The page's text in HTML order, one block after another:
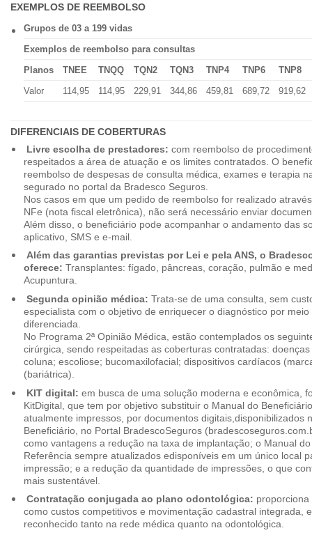
EXEMPLOS DE REEMBOLSO
Grupos de 03 a 199 vidas
Exemplos de reembolso para consultas
Planos
TNEE TNQQ TQN2 TQN3 TNP4 TNP6
TNP8
Valor
114,95 114,95 229,91 344,86 459,81 689,72 919,62
DIFERENCIAIS DE COBERTURAS
Livre escolha de prestadores: com reembolso de
respeitados a área de atuação e os limites contratados. O
reembolso de despesas de consulta médica, exames e terapia
segurado no portal da Bradesco Seguros.
Nos casos em que um pedido de reembolso for realizado
NFe (nota fiscal eletrônica), não será necessário enviar
Além disso, o beneficiário pode acompanhar o andamento das
aplicativo, SMS e e-mail.
Além das garantias previstas por Lei e pela ANS, o
oferece: Transplantes: fígado, pâncreas, coração, pulmão e
Acupuntura.
Segunda opinião médica: Trata-se de uma consulta, sem
especialista com o objetivo de enriquecer o diagnóstico por
diferenciada.
No Programa 2ª Opinião Médica, estão contemplados os
cirúrgica, sendo respeitadas as coberturas contratadas:
coluna; escoliose; bucomaxilofacial; dispositivos cardíacos
(bariátrica).
KIT digital: em busca de uma solução moderna e econômica,
KitDigital, que tem por objetivo substituir o Manual do
atualmente impressos, por documentos digitais,disponibilizados
Beneficiário, no Portal BradescoSeguros
como vantagens a redução na taxa de implantação; o Manual
Referência sempre atualizados edisponíveis em um único local
impressão; e a redução da quantidade de impressões, o que
mais sustentável.
Contratação conjugada ao plano odontológica:
como custos competitivos e movimentação cadastral integrada,
reconhecido tanto na rede médica quanto na odontológica.